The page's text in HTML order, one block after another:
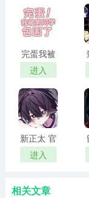
万向教育App是
点资讯的教育平
新课程资料，以
需要的人可以直
以更精准把握
数。
完蛋我被
男同学包
围了 官方
正版
进入
新正太 官
方正版
进入
相关文章